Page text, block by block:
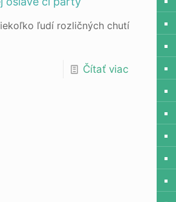
ľudí rozličných chutí
Čítať viac